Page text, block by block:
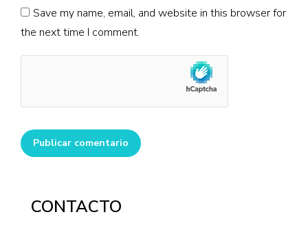
Save my name, email, and website in this browser for
the next time I comment.
Publicar comentario
CONTACTO